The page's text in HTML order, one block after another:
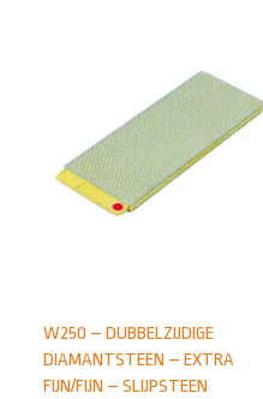
W250 – DUBBELZIJDIGE
DIAMANTSTEEN – EXTRA
FIJN/FIJN – SLIJPSTEEN